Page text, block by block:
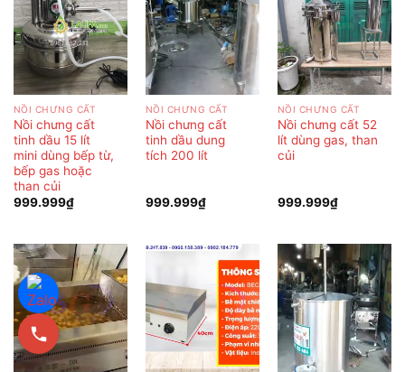
NỒI CHƯNG CẤT
Nồi chưng cất
tinh dầu 15 lít
mini dùng bếp từ,
bếp gas hoặc
than củi
999.999₫
NỒI CHƯNG CẤT
Nồi chưng cất
tinh dầu dung
tích 200 lít
999.999₫
NỒI CHƯNG CẤT
Nồi chưng cất 52
lít dùng gas, than
củi
999.999₫